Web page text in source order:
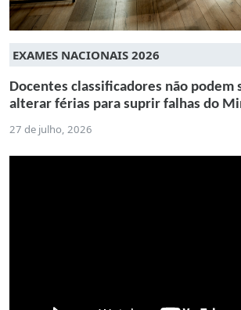
EXAMES NACIONAIS 2026
Docentes classificadores não podem
alterar férias para suprir falhas do
27 de julho, 2026